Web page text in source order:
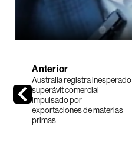
Anterior
Australia registra inesperado
superávit comercial
impulsado por
exportaciones de materias
primas